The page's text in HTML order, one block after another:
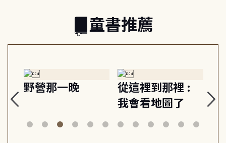
童書推薦
野營那一晚
從這裡到那裡 :
我會看地圖了
美